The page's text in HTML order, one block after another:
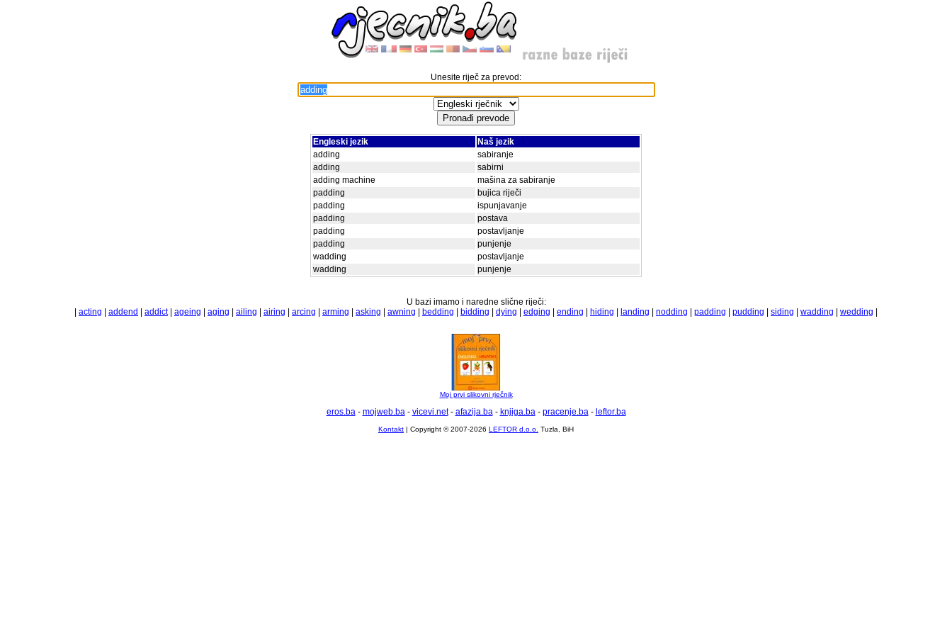
Unesite riječ za prevod:
Engleski jezik
Naš jezik
adding
sabiranje
adding
sabirni
adding machine
mašina za sabiranje
padding
bujica riječi
padding
ispunjavanje
padding
postava
padding
postavljanje
padding
punjenje
wadding
postavljanje
wadding
punjenje
U bazi imamo i naredne slične riječi:
acting addend addict| ageing aging ailing airing arcing arming asking awning bedding bidding dying edging ending hiding landing nodding padding pudding siding wadding wedding
Moj prvi slikovni rječnik
eros.ba- mojweb.ba- vicevi.net- afazija.ba- knjiga.ba- pracenje.ba- leftor.ba
Kontakt | Copyright © 2007-2026 LEFTOR d.o.o. Tuzla, BiH